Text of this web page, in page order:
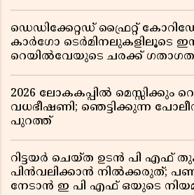
ഡെഡിക്കേറ്റഡ് ഫ്രൈറ്റ്
കാർഗോ ടെർമിനലുകളിലൂടെ
റെയിൽവേയുടെ ചരക്ക്
2026 ലോകകപ്പിൽ
വധഭീഷണി; ഞെട്ടിക്കുന്ന
പുറത്ത്
റിട്ടയർ ചെയ്ത ഉടൻ പി എഫ്
പിൻവലിക്കാൻ നിൽക്കരുത്;
നേടാൻ ഇ പി എഫ് ഒയുടെ